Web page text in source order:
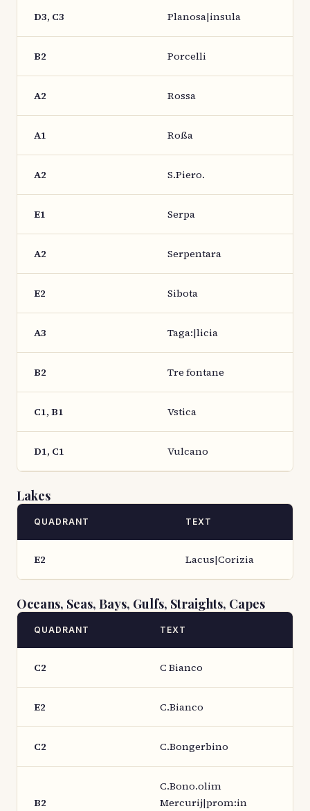
D3, C3 Planosa|insula
B2 Porcelli
A2 Rossa
A1 Roßa
A2 S.Piero.
E1 Serpa
A2 Serpentara
E2 Sibota
A3 Taga:|licia
B2 Tre fontane
C1, B1 Vstica
D1, C1 Vulcano
Lakes
QUADRANT TEXT
E2 Lacus|Corizia
Oceans, Seas, Bays, Gulfs, Straights, Capes
QUADRANT TEXT
C2 C Bianco
E2 C.Bianco
C2 C.Bongerbino
B2
C.Bono.olim
Mercurij|prom:in